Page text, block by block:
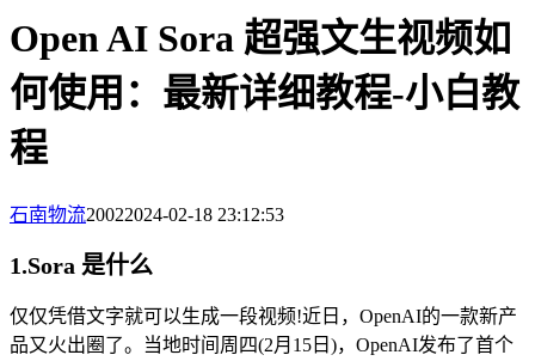
Open AI Sora 超强文生视频如
何使用：最新详细教程-小白教
程
石南物流20022024-02-18 23:12:53
1.Sora 是什么
仅仅凭借文字就可以生成一段视频!近日，OpenAI的一款新产
品又火出圈了。当地时间周四(2月15日)，OpenAI发布了首个